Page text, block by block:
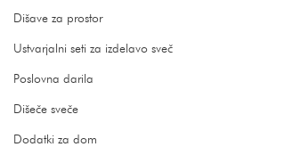
Dišave za prostor
Ustvarjalni seti za izdelavo sveč
Poslovna darila
Dišeče sveče
Dodatki za dom